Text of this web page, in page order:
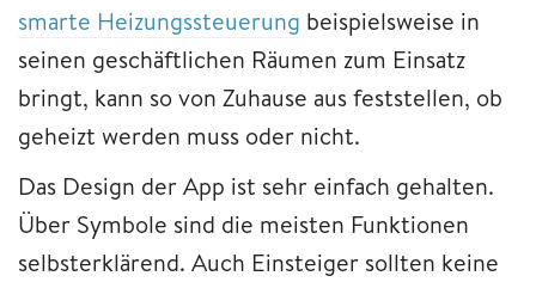
smarte Heizungssteuerung beispielsweise in
seinen geschäftlichen Räumen zum Einsatz
bringt, kann so von Zuhause aus feststellen, ob
geheizt werden muss oder nicht.
Das Design der App ist sehr einfach gehalten.
Über Symbole sind die meisten Funktionen
selbsterklärend. Auch Einsteiger sollten keine